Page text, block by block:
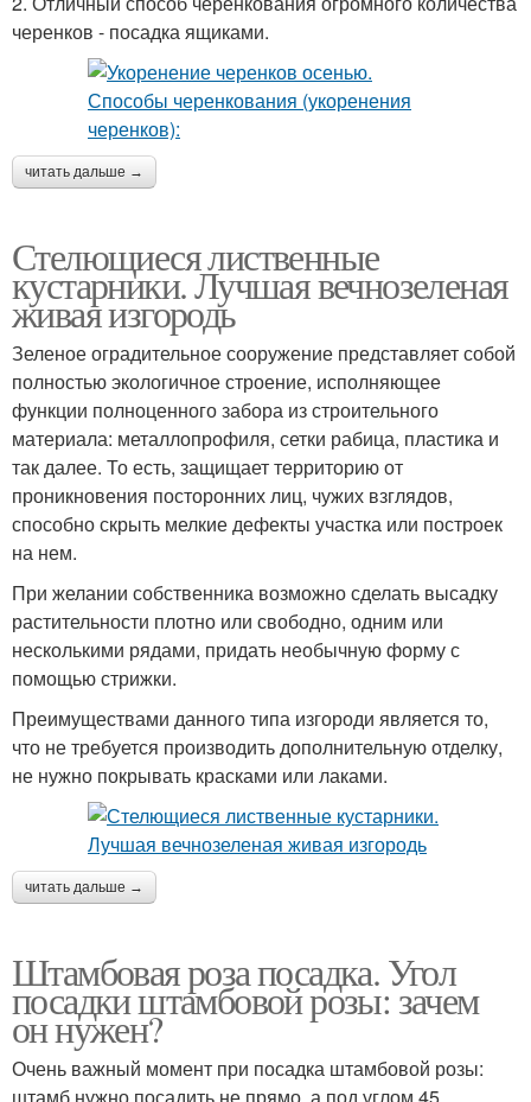
черенков - посадка ящиками.
читать дальше →
Стелющиеся лиственные
кустарники. Лучшая вечнозеленая
живая изгородь
Зеленое оградительное сооружение представляет собой
полностью экологичное строение, исполняющее
функции полноценного забора из строительного
материала: металлопрофиля, сетки рабица, пластика и
так далее. То есть, защищает территорию от
проникновения посторонних лиц, чужих взглядов,
способно скрыть мелкие дефекты участка или построек
на нем.
При желании собственника возможно сделать высадку
растительности плотно или свободно, одним или
несколькими рядами, придать необычную форму с
помощью стрижки.
Преимуществами данного типа изгороди является то,
что не требуется производить дополнительную отделку,
не нужно покрывать красками или лаками.
читать дальше →
Штамбовая роза посадка. Угол
посадки штамбовой розы: зачем
он нужен?
Очень важный момент при посадка штамбовой розы:
штамб нужно посадить не прямо, а под углом 45